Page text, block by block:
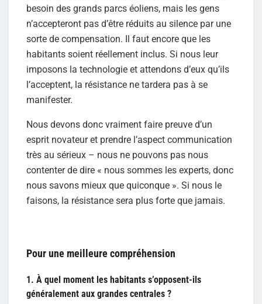
besoin des grands parcs éoliens, mais les gens
n’accepteront pas d’être réduits au silence par une
sorte de compensation. Il faut encore que les
habitants soient réellement inclus. Si nous leur
imposons la technologie et attendons d’eux qu’ils
l’acceptent, la résistance ne tardera pas à se
manifester.
Nous devons donc vraiment faire preuve d’un
esprit novateur et prendre l’aspect communication
très au sérieux – nous ne pouvons pas nous
contenter de dire « nous sommes les experts, donc
nous savons mieux que quiconque ». Si nous le
faisons, la résistance sera plus forte que jamais.
Pour une meilleure compréhension
1. À quel moment les habitants s’opposent-ils
généralement aux grandes centrales ?